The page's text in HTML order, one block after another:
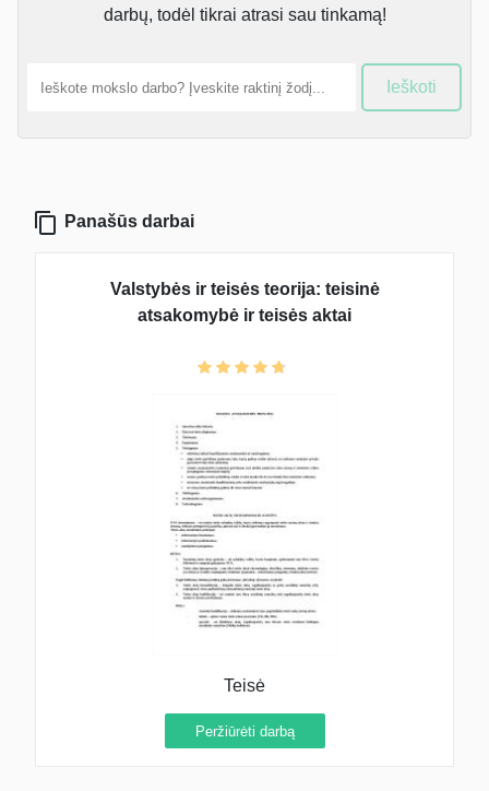
darbų, todėl tikrai atrasi sau tinkamą!
Ieškoti
Panašūs darbai
Valstybės ir teisės teorija: teisinė
atsakomybė ir teisės aktai
Teisė
Peržiūrėti darbą